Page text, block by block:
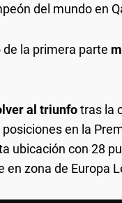
del mundo en
la primera parte
al triunfotras la
en la
ubicación con 28
en zona de Europa